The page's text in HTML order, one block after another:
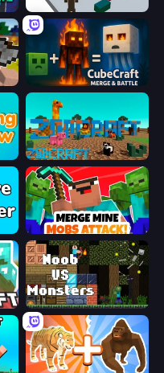
Nubik vs Herobrin's Army Craft Destroy
CubeCraft: Merge & Battle
ZooCraft
Merge Mine: Mobs Attack!
Noob VS Monsters